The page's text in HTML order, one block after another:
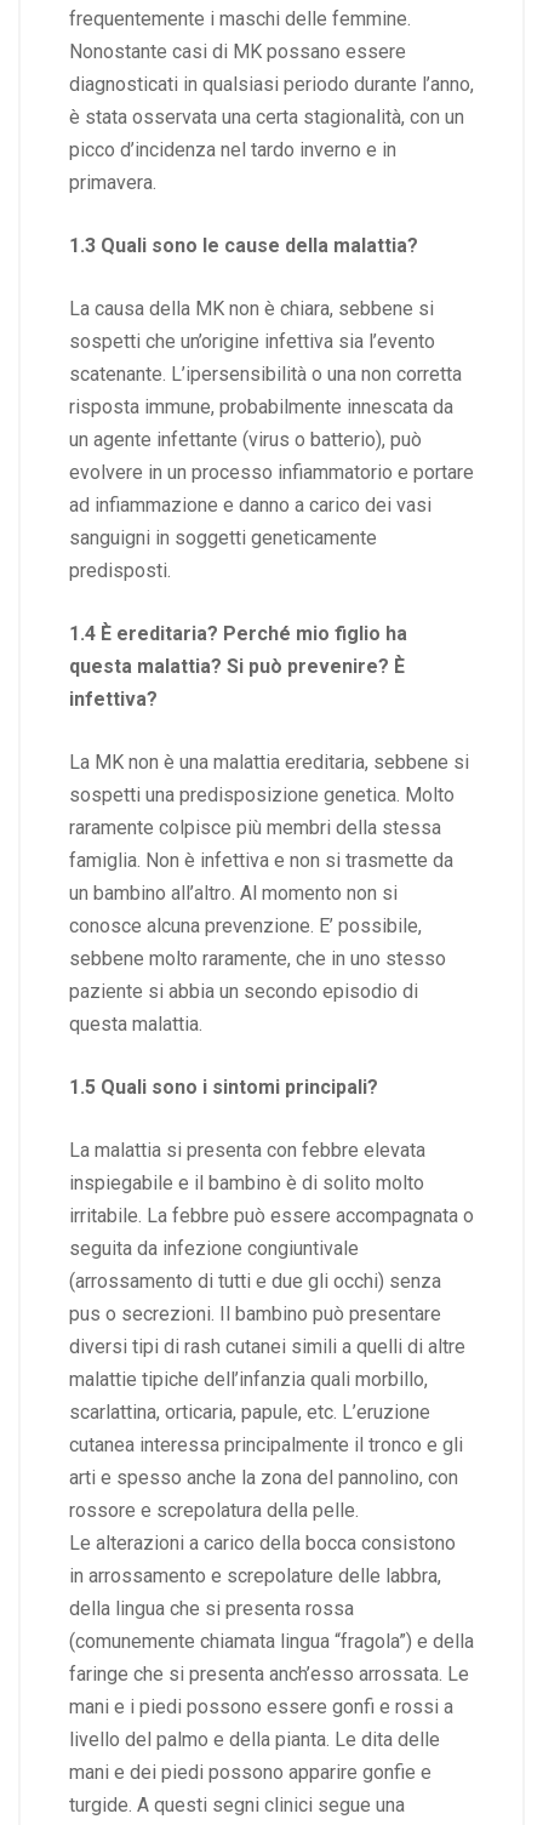
frequentemente i maschi delle femmine.
Nonostante casi di MK possano essere
diagnosticati in qualsiasi periodo durante l’anno,
è stata osservata una certa stagionalità, con un
picco d’incidenza nel tardo inverno e in
primavera.
1.3 Quali sono le cause della malattia?
La causa della MK non è chiara, sebbene si
sospetti che un’origine infettiva sia l’evento
scatenante. L’ipersensibilità o una non corretta
risposta immune, probabilmente innescata da
un agente infettante (virus o batterio), può
evolvere in un processo infiammatorio e portare
ad infiammazione e danno a carico dei vasi
sanguigni in soggetti geneticamente
predisposti.
1.4 È ereditaria? Perché mio figlio ha
questa malattia? Si può prevenire? È
infettiva?
La MK non è una malattia ereditaria, sebbene si
sospetti una predisposizione genetica. Molto
raramente colpisce più membri della stessa
famiglia. Non è infettiva e non si trasmette da
un bambino all’altro. Al momento non si
conosce alcuna prevenzione. E’ possibile,
sebbene molto raramente, che in uno stesso
paziente si abbia un secondo episodio di
questa malattia.
1.5 Quali sono i sintomi principali?
La malattia si presenta con febbre elevata
inspiegabile e il bambino è di solito molto
irritabile. La febbre può essere accompagnata o
seguita da infezione congiuntivale
(arrossamento di tutti e due gli occhi) senza
pus o secrezioni. Il bambino può presentare
diversi tipi di rash cutanei simili a quelli di altre
malattie tipiche dell’infanzia quali morbillo,
scarlattina, orticaria, papule, etc. L’eruzione
cutanea interessa principalmente il tronco e gli
arti e spesso anche la zona del pannolino, con
rossore e screpolatura della pelle.
Le alterazioni a carico della bocca consistono
in arrossamento e screpolature delle labbra,
della lingua che si presenta rossa
(comunemente chiamata lingua “fragola”) e della
faringe che si presenta anch’esso arrossata. Le
mani e i piedi possono essere gonfi e rossi a
livello del palmo e della pianta. Le dita delle
mani e dei piedi possono apparire gonfie e
turgide. A questi segni clinici segue una